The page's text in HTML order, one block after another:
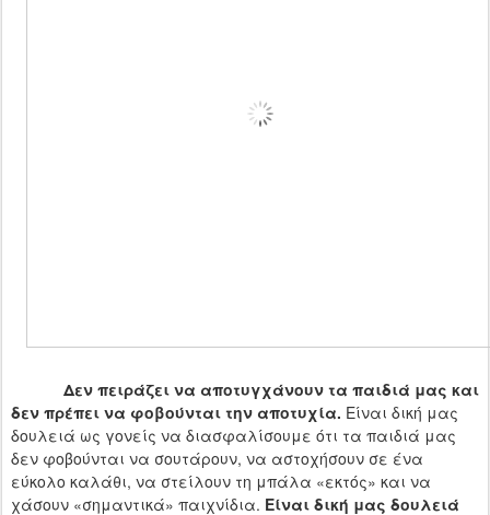
Δεν πειράζει να αποτυγχάνουν τα παιδιά μας και
δεν πρέπει να φοβούνται την αποτυχία. Είναι δική μας
δουλειά ως γονείς να διασφαλίσουμε ότι τα παιδιά μας
δεν φοβούνται να σουτάρουν, να αστοχήσουν σε ένα
εύκολο καλάθι, να στείλουν τη μπάλα «εκτός» και να
χάσουν «σημαντικά» παιχνίδια. Είναι δική μας δουλειά